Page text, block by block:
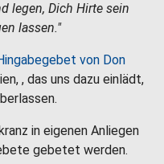
legen, Dich Hirte sein
lassen."
von Don
, das uns dazu einlädt,
in eigenen Anliegen
gebetet werden.